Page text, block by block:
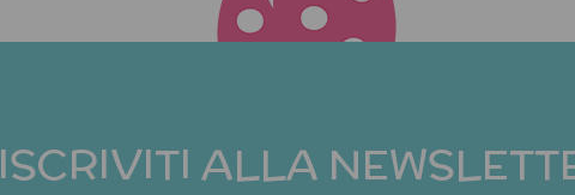
ISCRIVITI ALLA